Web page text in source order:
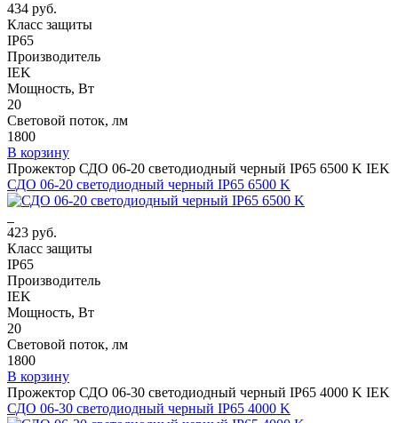
434 руб.
Класс защиты
IP65
Производитель
IEK
Мощность, Вт
20
Световой поток, лм
1800
В корзину
Прожектор СДО 06-20 светодиодный черный IP65 6500 K IEK
СДО 06-20 светодиодный черный IP65 6500 K
423 руб.
Класс защиты
IP65
Производитель
IEK
Мощность, Вт
20
Световой поток, лм
1800
В корзину
Прожектор СДО 06-30 светодиодный черный IP65 4000 K IEK
СДО 06-30 светодиодный черный IP65 4000 K